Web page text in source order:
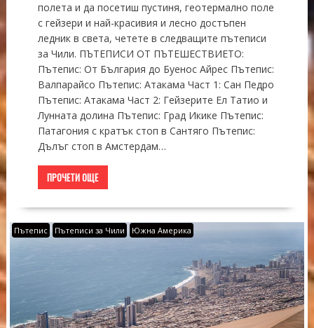
полета и да посетиш пустиня, геотермално поле
с гейзери и най-красивия и лесно достъпен
ледник в света, четете в следващите пътеписи
за Чили. ПЪТЕПИСИ ОТ ПЪТЕШЕСТВИЕТО:
Пътепис: От България до Буенос Айрес Пътепис:
Валпарайсо Пътепис: Атакама Част 1: Сан Педро
Пътепис: Атакама Част 2: Гейзерите Ел Татио и
Лунната долина Пътепис: Град Икике Пътепис:
Патагония с кратък стоп в Сантяго Пътепис:
Дълъг стоп в Амстердам…
ПРОЧЕТИ ОЩЕ
Пътепис Пътеписи за Чили Южна Америка